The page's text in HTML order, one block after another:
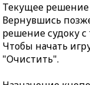
Текущее решение
Вернувшись
решение судоку с
Чтобы начать
"Очистить".